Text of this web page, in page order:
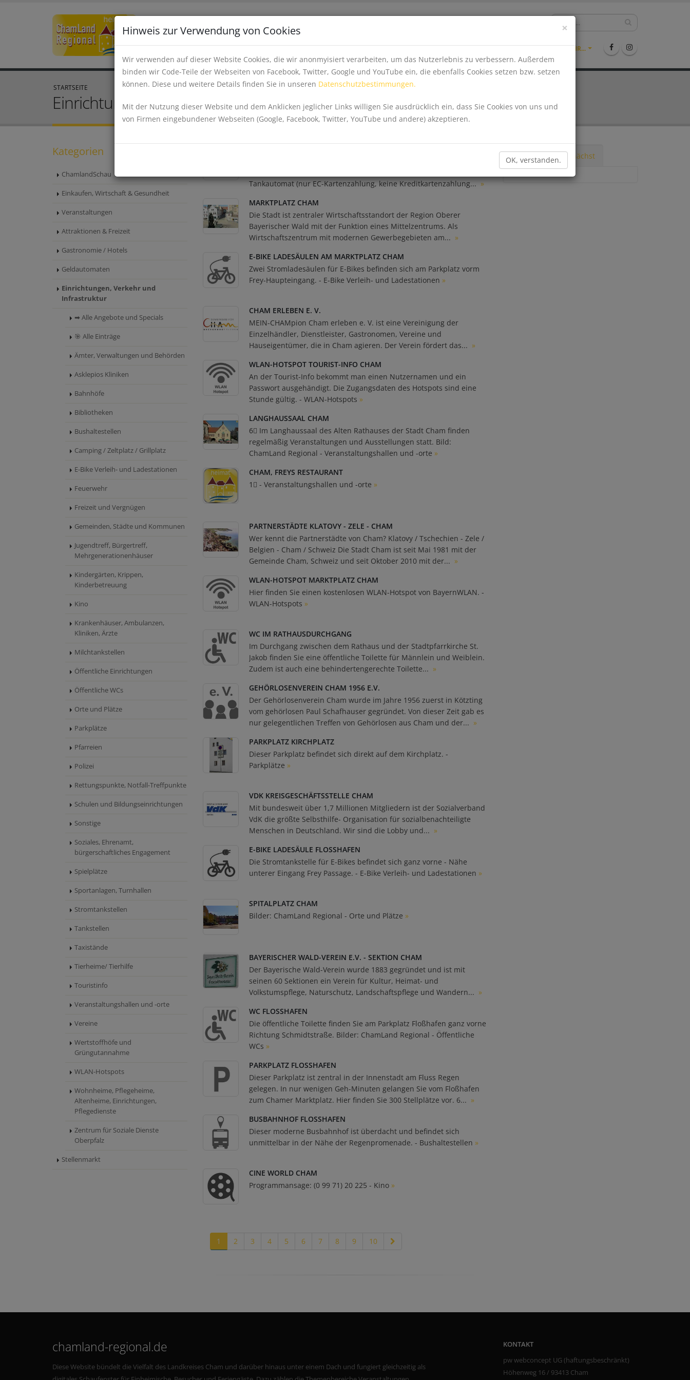
×
Hinweis zur Verwendung von Cookies
Wir verwenden auf dieser Website Cookies, die wir anonmyisiert verarbeiten, um das Nutzerlebnis zu verbessern. Außerdem
binden wir Code-Teile der Webseiten von Facebook, Twitter, Google und YouTube ein, die ebenfalls Cookies setzen bzw. setzen
können. Diese und weitere Details finden Sie in unseren Datenschutzbestimmungen.
Mit der Nutzung dieser Website und dem Anklicken jeglicher Links willigen Sie ausdrücklich ein, dass Sie Cookies von uns und
von Firmen eingebundener Webseiten (Google, Facebook, Twitter, YouTube und andere) akzeptieren.
OK, verstanden.
EINKAUFEN, WIRTSCHAFT & GESUNDHEIT EVENTS STELLENMARKT MEHR...
STARTSEITE
Einrichtungen, Verkehr und Infrastruktur
Kategorien
ChamlandSchau
Einkaufen, Wirtschaft & Gesundheit
Veranstaltungen
Attraktionen & Freizeit
Gastronomie / Hotels
Geldautomaten
Einrichtungen, Verkehr und
Infrastruktur
➡ Alle Angebote und Specials
🎯 Alle Einträge
Ämter, Verwaltungen und Behörden
Asklepios Kliniken
Bahnhöfe
Bibliotheken
Bushaltestellen
Camping / Zeltplatz / Grillplatz
E-Bike Verleih- und Ladestationen
Feuerwehr
Freizeit und Vergnügen
Gemeinden, Städte und Kommunen
Jugendtreff, Bürgertreff,
Mehrgenerationenhäuser
Kindergärten, Krippen,
Kinderbetreuung
Kino
Krankenhäuser, Ambulanzen,
Kliniken, Ärzte
Milchtankstellen
Öffentliche Einrichtungen
Öffentliche WCs
Orte und Plätze
Parkplätze
Pfarreien
Polizei
Rettungspunkte, Notfall-Treffpunkte
Schulen und Bildungseinrichtungen
Sonstige
Soziales, Ehrenamt,
bürgerschaftliches Engagement
Spielplätze
Sportanlagen, Turnhallen
Stromtankstellen
Tankstellen
Taxistände
Tierheime/ Tierhilfe
Touristinfo
Veranstaltungshallen und -orte
Vereine
Wertstoffhöfe und
Grüngutannahme
WLAN-Hotspots
Wohnheime, Pflegeheime,
Altenheime, Einrichtungen,
Pflegedienste
Zentrum für Soziale Dienste
Oberpfalz
Stellenmarkt
Tankautomat (nur EC-Kartenzahlung, keine Kreditkartenzahlung...»
MARKTPLATZ CHAM
Die Stadt ist zentraler Wirtschaftsstandort der Region Oberer
Bayerischer Wald mit der Funktion eines Mittelzentrums. Als
Wirtschaftszentrum mit modernen Gewerbegebieten am... »
E-BIKE LADESÄULEN AM MARKTPLATZ CHAM
Zwei Stromladesäulen für E-Bikes befinden sich am Parkplatz vorm
Frey-Haupteingang. - E-Bike Verleih- und Ladestationen »
CHAM ERLEBEN E. V.
MEIN-CHAMpion Cham erleben e. V. ist eine Vereinigung der
Einzelhändler, Dienstleister, Gastronomen, Vereine und
Hauseigentümer, die in Cham agieren. Der Verein fördert das... »
WLAN-HOTSPOT TOURIST-INFO CHAM
An der Tourist-Info bekommt man einen Nutzernamen und ein
Passwort ausgehändigt. Die Zugangsdaten des Hotspots sind eine
Stunde gültig. - WLAN-Hotspots »
LANGHAUSSAAL CHAM
6⃣ Im Langhaussaal des Alten Rathauses der Stadt Cham finden
regelmäßig Veranstaltungen und Ausstellungen statt. Bild:
ChamLand Regional - Veranstaltungshallen und -orte »
CHAM, FREYS RESTAURANT
1⃣ - Veranstaltungshallen und -orte »
PARTNERSTÄDTE KLATOVY - ZELE - CHAM
Wer kennt die Partnerstädte von Cham? Klatovy / Tschechien - Zele /
Belgien - Cham / Schweiz Die Stadt Cham ist seit Mai 1981 mit der
Gemeinde Cham, Schweiz und seit Oktober 2010 mit der... »
WLAN-HOTSPOT MARKTPLATZ CHAM
Hier finden Sie einen kostenlosen WLAN-Hotspot von BayernWLAN. -
WLAN-Hotspots »
WC IM RATHAUSDURCHGANG
Im Durchgang zwischen dem Rathaus und der Stadtpfarrkirche St.
Jakob finden Sie eine öffentliche Toilette für Männlein und Weiblein.
Zudem ist auch eine behindertengerechte Toilette... »
GEHÖRLOSENVEREIN CHAM 1956 E.V.
Der Gehörlosenverein Cham wurde im Jahre 1956 zuerst in Kötzting
vom gehörlosen Paul Schafhauser gegründet. Von dieser Zeit gab es
nur gelegentlichen Treffen von Gehörlosen aus Cham und der... »
PARKPLATZ KIRCHPLATZ
Dieser Parkplatz befindet sich direkt auf dem Kirchplatz. -
Parkplätze »
VDK KREISGESCHÄFTSSTELLE CHAM
Mit bundesweit über 1,7 Millionen Mitgliedern ist der Sozialverband
VdK die größte Selbsthilfe- Organisation für sozialbenachteiligte
Menschen in Deutschland. Wir sind die Lobby und... »
E-BIKE LADESÄULE FLOSSHAFEN
Die Stromtankstelle für E-Bikes befindet sich ganz vorne - Nähe
unterer Eingang Frey Passage. - E-Bike Verleih- und Ladestationen »
SPITALPLATZ CHAM
Bilder: ChamLand Regional - Orte und Plätze »
BAYERISCHER WALD-VEREIN E.V. - SEKTION CHAM
Der Bayerische Wald-Verein wurde 1883 gegründet und ist mit
seinen 60 Sektionen ein Verein für Kultur, Heimat- und
Volkstumspflege, Naturschutz, Landschaftspflege und Wandern... »
WC FLOSSHAFEN
Die öffentliche Toilette finden Sie am Parkplatz Floßhafen ganz vorne
Richtung Schmidtstraße. Bilder: ChamLand Regional - Öffentliche
WCs »
PARKPLATZ FLOSSHAFEN
Dieser Parkplatz ist zentral in der Innenstadt am Fluss Regen
gelegen. In nur wenigen Geh-Minuten gelangen Sie vom Floßhafen
zum Chamer Marktplatz. Hier finden Sie 300 Stellplätze vor. 6... »
BUSBAHNHOF FLOSSHAFEN
Dieser moderne Busbahnhof ist überdacht und befindet sich
unmittelbar in der Nähe der Regenpromenade. - Bushaltestellen »
CINE WORLD CHAM
Programmansage: (0 99 71) 20 225 - Kino»
1 2 3 4 5 6 7 8 9 10
Tipps Demnächst
chamland-regional.de
Diese Website bündelt die Vielfalt des Landkreises Cham und darüber hinaus unter einem Dach und fungiert gleichzeitig als
KONTAKT
pw webconcept UG (haftungsbeschränkt)
Höhenweg 16 / 93413 Cham